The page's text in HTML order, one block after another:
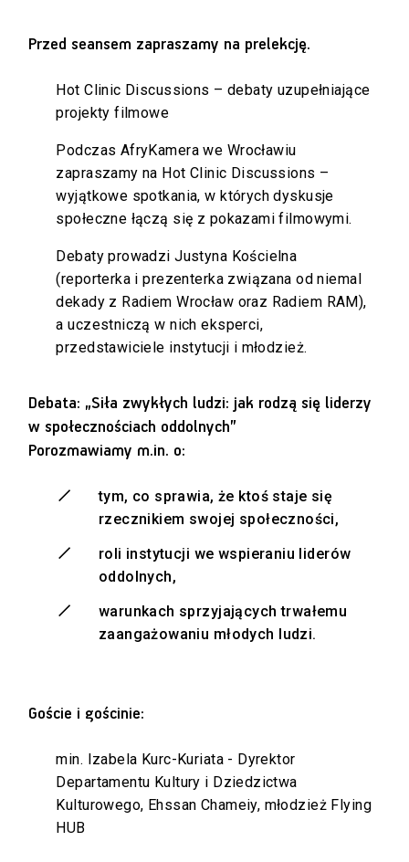
Przed seansem zapraszamy na prelekcję.
Hot Clinic Discussions – debaty uzupełniające
projekty filmowe
Podczas AfryKamera we Wrocławiu
zapraszamy na Hot Clinic Discussions –
wyjątkowe spotkania, w których dyskusje
społeczne łączą się z pokazami filmowymi.
Debaty prowadzi Justyna Kościelna
(reporterka i prezenterka związana od niemal
dekady z Radiem Wrocław oraz Radiem RAM),
a uczestniczą w nich eksperci,
przedstawiciele instytucji i młodzież.
Debata: „Siła zwykłych ludzi: jak rodzą się liderzy
w społecznościach oddolnych”
Porozmawiamy m.in. o:
tym, co sprawia, że ktoś staje się
rzecznikiem swojej społeczności,
roli instytucji we wspieraniu liderów
oddolnych,
warunkach sprzyjających trwałemu
zaangażowaniu młodych ludzi.
Goście i gościnie:
min. Izabela Kurc-Kuriata - Dyrektor
Departamentu Kultury i Dziedzictwa
Kulturowego, Ehssan Chameiy, młodzież Flying
HUB